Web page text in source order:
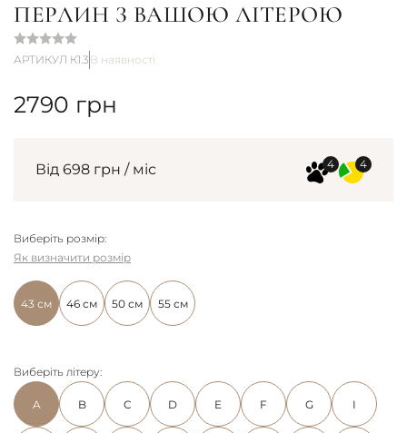
ПЕРЛИН З ВАШОЮ ЛІТЕРОЮ
АРТИКУЛ К1.3 В наявності
2790 грн
Від 698 грн / міс
Виберіть розмір:
43 см 46 см 50 см 55 см
Як визначити розмір
Виберіть літеру:
A B C D E F G I